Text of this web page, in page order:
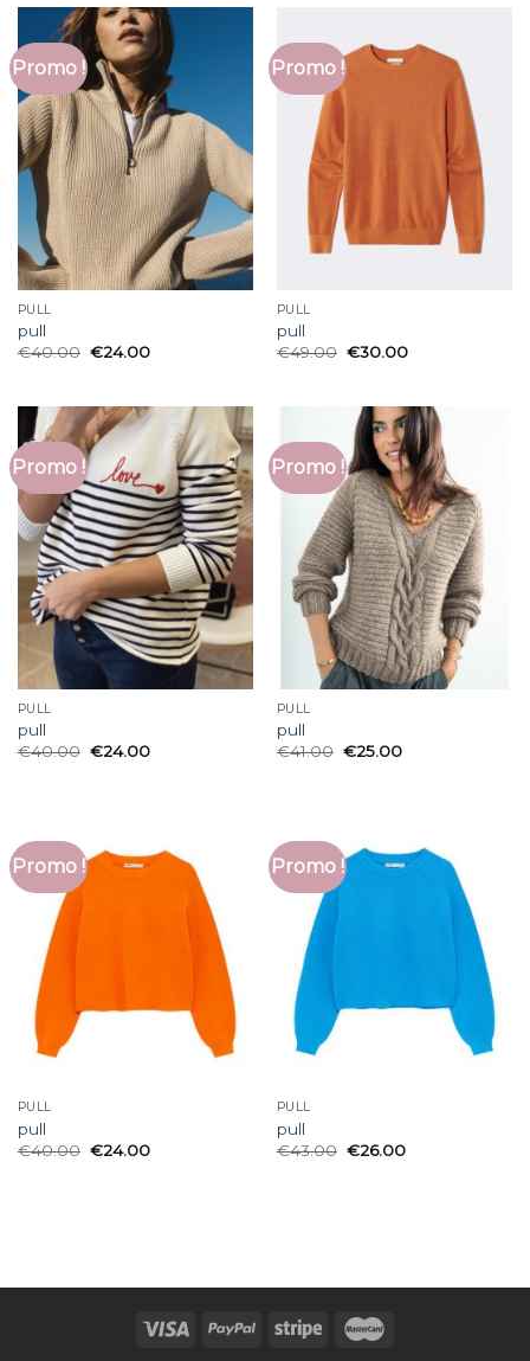
Promo !
PULL
pull
€40.00 €24.00
Promo !
PULL
pull
€49.00 €30.00
Promo !
PULL
pull
€40.00 €24.00
Promo !
PULL
pull
€41.00 €25.00
Promo !
PULL
pull
€40.00 €24.00
Promo !
PULL
pull
€43.00 €26.00